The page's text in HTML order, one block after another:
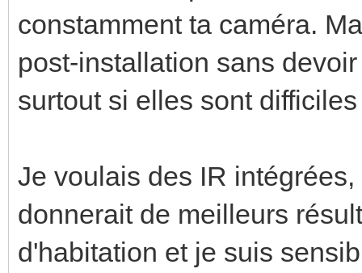
constamment ta caméra.
post-installation sans
surtout si elles sont
Je voulais des IR
donnerait de meilleurs
d'habitation et je suis